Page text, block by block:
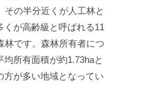
その半分近くが人工林と
くが高齢級と呼ばれる11
林です。森林所有者につ
所有面積が約1.73haと
が多い地域となってい